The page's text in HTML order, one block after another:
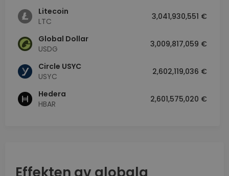
Litecoin
LTC
3,041,930,551 €
Global Dollar
USDG
3,009,817,059 €
Circle USYC
USYC
2,602,119,036 €
Hedera
HBAR
2,601,575,020 €